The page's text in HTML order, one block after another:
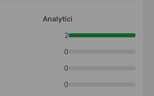
Analytici
2
0
0
0